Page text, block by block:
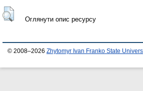
Оглянути опис ресурсу
© 2008–2026 Zhytomyr Ivan Franko State